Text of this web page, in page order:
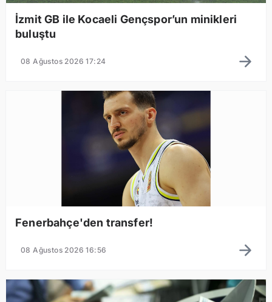
İzmit GB ile Kocaeli Gençspor’un minikleri
buluştu
08 Ağustos 2026 17:24
Fenerbahçe'den transfer!
08 Ağustos 2026 16:56